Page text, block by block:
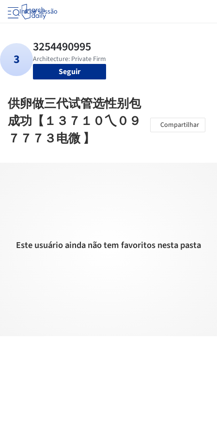
Iniciar sessão
Seguir
供卵做三代试管选性别包
成功【１３７１０乀０９
７７７３电微 】
Compartilhar
Este usuário ainda não tem favoritos nesta pasta